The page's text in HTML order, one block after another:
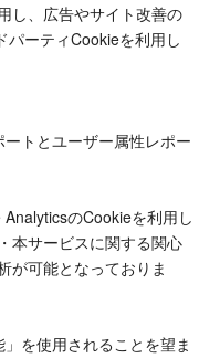
し、広告やサイト改善の
パーティCookieを利用し
トとユーザー属性レポー
のCookieを利用し
本サービスに関する関心
が可能となっておりま
を使用されることを望ま